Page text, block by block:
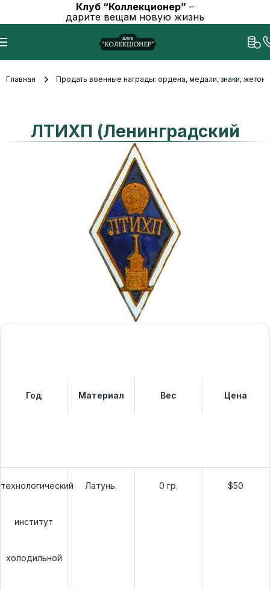
Клуб “Коллекционер” –
дарите вещам новую жизнь
Главная Продать военные награды: ордена, медали, знаки,
ЛТИХП (Ленинградский
Год Материал Вес Цена
технологический
институт
холодильной
Латунь. 0 гр. $50